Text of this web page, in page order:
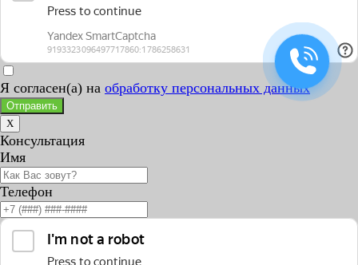
Я согласен(а) на обработку персональных данных
Отправить
X
Консультация
Имя
Телефон